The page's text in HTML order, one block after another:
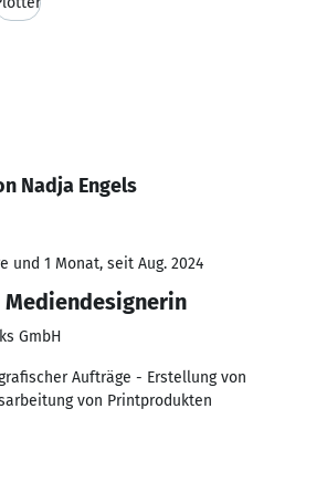
Nadja Engels
und 1 Monat, seit Aug. 2024
Mediendesignerin
GmbH
Aufträge - Erstellung von
von Printprodukten